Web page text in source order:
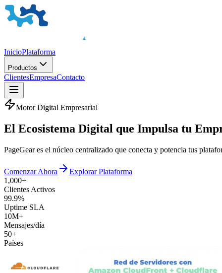
InicioPlataforma
Productos
ClientesEmpresaContacto
Motor Digital Empresarial
El Ecosistema Digital que Impulsa tu
PageGear es el núcleo centralizado que conecta y potencia tus
Comenzar Ahora
Explorar Plataforma
1,000+
Clientes Activos
99.9%
Uptime SLA
10M+
Mensajes/día
50+
Países